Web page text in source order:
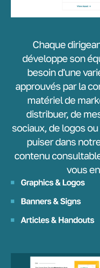
Chaque
développe son
besoin d'une
approuvés par la
matériel de
distribuer, de
sociaux, de logos
puiser dans
contenu
vous